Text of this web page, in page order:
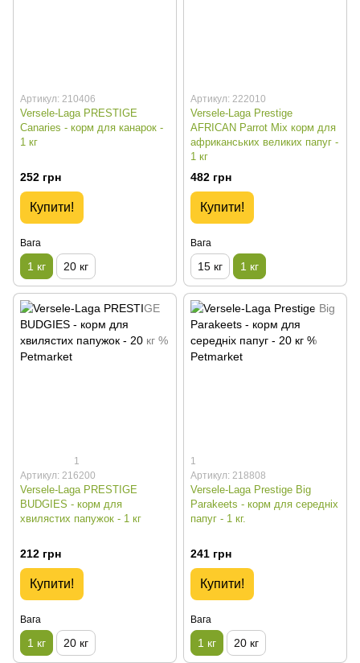
Артикул: 210406
Versele-Laga PRESTIGE
Canaries - корм для канарок -
1 кг
252 грн
Купити!
Вага
1 кг 20 кг
Артикул: 222010
Versele-Laga Prestige
AFRICAN Parrot Mix корм для
африканських великих папуг -
1 кг
482 грн
Купити!
Вага
15 кг 1 кг
1
Артикул: 216200
Versele-Laga PRESTIGE
BUDGIES - корм для
хвилястих папужок - 1 кг
212 грн
Купити!
Вага
1 кг 20 кг
1
Артикул: 218808
Versele-Laga Prestige Big
Parakeets - корм для середніх
папуг - 1 кг.
241 грн
Купити!
Вага
1 кг 20 кг